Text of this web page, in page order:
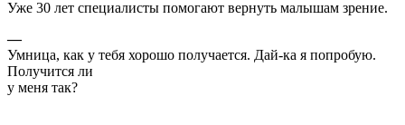
Уже 30 лет специалисты помогают вернуть малышам зрение.
—
Умница, как у тебя хорошо получается. Дай-ка я попробую.
Получится ли
у меня так?